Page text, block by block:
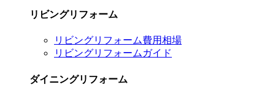
リビングリフォーム
リビングリフォーム費用相場
リビングリフォームガイド
ダイニングリフォーム